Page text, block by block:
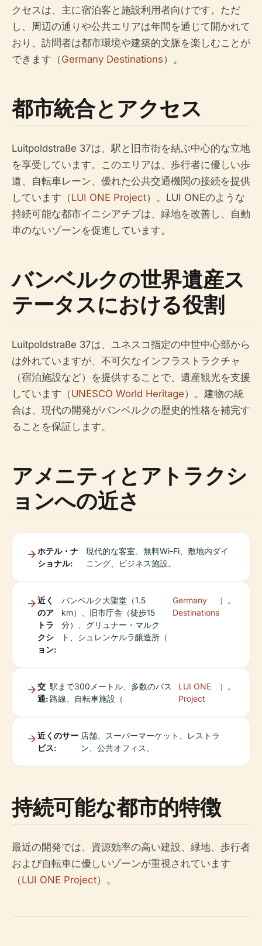
クセスは、主に宿泊客と施設利用者向けです。ただ
し、周辺の通りや公共エリアは年間を通じて開かれて
おり、訪問者は都市環境や建築的文脈を楽しむことが
できます（Germany Destinations）。
都市統合とアクセス
Luitpoldstraße 37は、駅と旧市街を結ぶ中心的な立地
を享受しています。このエリアは、歩行者に優しい歩
道、自転車レーン、優れた公共交通機関の接続を提供
しています（LUI ONE Project）。LUI ONEのような
持続可能な都市イニシアチブは、緑地を改善し、自動
車のないゾーンを促進しています。
バンベルクの世界遺産ス
テータスにおける役割
Luitpoldstraße 37は、ユネスコ指定の中世中心部から
は外れていますが、不可欠なインフラストラクチャ
（宿泊施設など）を提供することで、遺産観光を支援
しています（UNESCO World Heritage）。建物の統
合は、現代の開発がバンベルクの歴史的性格を補完す
ることを保証します。
アメニティとアトラクシ
ョンへの近さ
ホテル・ナ
ショナル:
現代的な客室、無料Wi-Fi、敷地内ダイ
ニング、ビジネス施設。
近く
のア
トラ
クシ
ョン:
バンベルク大聖堂（1.5
km）、旧市庁舎（徒歩15
分）、グリュナー・マルク
ト、シュレンケルラ醸造所（
Germany
Destinations
）。
交
通:
駅まで300メートル、多数のバス
路線、自転車施設（
LUI ONE
Project
）。
近くのサー
ビス:
店舗、スーパーマーケット、レストラ
ン、公共オフィス。
持続可能な都市的特徴
最近の開発では、資源効率の高い建設、緑地、歩行者
および自転車に優しいゾーンが重視されています
（LUI ONE Project）。